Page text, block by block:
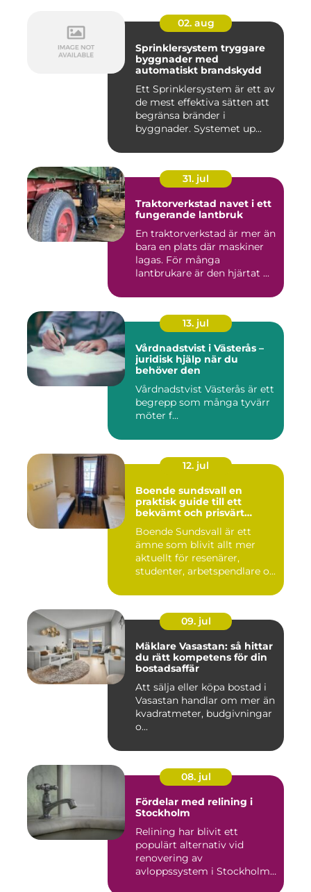
02. aug
Sprinklersystem tryggare
byggnader med
automatiskt brandskydd
Ett Sprinklersystem är ett av
de mest effektiva sätten att
begränsa bränder i
byggnader. Systemet up...
31. jul
Traktorverkstad navet i ett
fungerande lantbruk
En traktorverkstad är mer än
bara en plats där maskiner
lagas. För många
lantbrukare är den hjärtat ...
13. jul
Vårdnadstvist i Västerås –
juridisk hjälp när du
behöver den
Vårdnadstvist Västerås är ett
begrepp som många tyvärr
möter f...
12. jul
Boende sundsvall en
praktisk guide till ett
bekvämt och prisvärt
Boende Sundsvall är ett
ämne som blivit allt mer
aktuellt för resenärer,
studenter, arbetspendlare o...
09. jul
Mäklare Vasastan: så hittar
du rätt kompetens för din
bostadsaffär
Att sälja eller köpa bostad i
Vasastan handlar om mer än
kvadratmeter, budgivningar
o...
08. jul
Fördelar med relining i
Stockholm
Relining har blivit ett
populärt alternativ vid
renovering av
avloppssystem i Stockholm.